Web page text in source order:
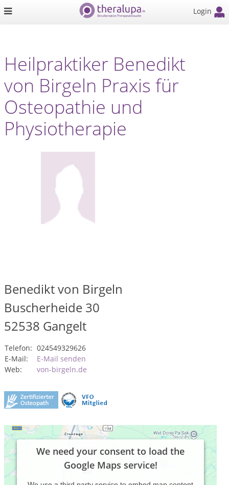
Login
Heilpraktiker Benedikt
von Birgeln Praxis für
Osteopathie und
Physiotherapie
Benedikt von Birgeln
Buscherheide 30
52538 Gangelt
Telefon: 024549329626
E-Mail:
E-Mail senden
Web:
von-birgeln.de
We need your consent to load the
Google Maps service!